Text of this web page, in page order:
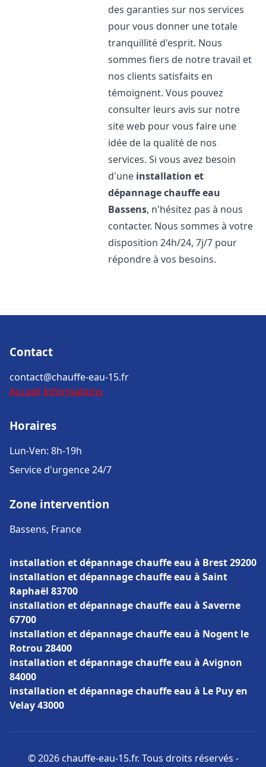
des garanties sur nos services
pour vous donner une totale
tranquillité d'esprit. Nous
sommes fiers de notre travail et
nos clients satisfaits en
témoignent. Vous pouvez
consulter leurs avis sur notre
site web pour vous faire une
idée de la qualité de nos
services. Si vous avez besoin
d'une installation et
dépannage chauffe eau
Bassens, n'hésitez pas à nous
contacter. Nous sommes à votre
disposition 24h/24, 7j/7 pour
répondre à vos besoins.
Contact
contact@chauffe-eau-15.fr
Accueil Informations
Horaires
Lun-Ven: 8h-19h
Service d'urgence 24/7
Zone intervention
Bassens, France
installation et dépannage chauffe eau à Brest 29200
installation et dépannage chauffe eau à Saint
Raphaël 83700
installation et dépannage chauffe eau à Saverne
67700
installation et dépannage chauffe eau à Nogent le
Rotrou 28400
installation et dépannage chauffe eau à Avignon
84000
installation et dépannage chauffe eau à Le Puy en
Velay 43000
© 2026 chauffe-eau-15.fr. Tous droits réservés -